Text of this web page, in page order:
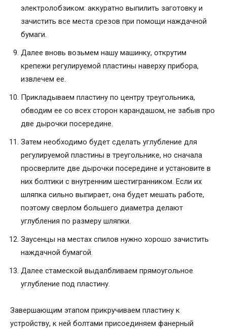
электролобзиком: аккуратно выпилить заготовку и
зачистить все места срезов при помощи наждачной
бумаги.
Далее вновь возьмем нашу машинку, открутим
крепежи регулируемой пластины наверху прибора,
извлечем ее.
Прикладываем пластину по центру треугольника,
обводим ее со всех сторон карандашом, не забыв про
две дырочки посередине.
Затем необходимо будет сделать углубление для
регулируемой пластины в треугольнике, но сначала
просверлите две дырочки посередине и установите в
них болтики с внутренним шестигранником. Если их
шляпка сильно выпирает, она будет мешать работе,
поэтому сверлом большего диаметра делают
углубления по размеру шляпки.
Заусенцы на местах спилов нужно хорошо зачистить
наждачной бумагой.
Далее стамеской выдалбливаем прямоугольное
углубление под пластину.
Завершающим этапом прикручиваем пластину к
устройству, к ней болтами присоединяем фанерный